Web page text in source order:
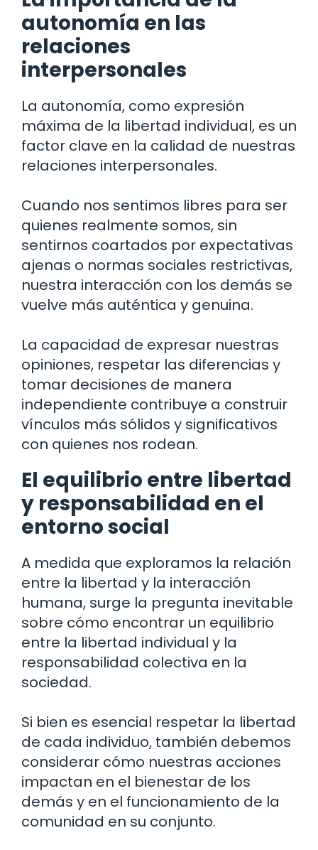
autonomía en las
relaciones
interpersonales
La autonomía, como expresión
máxima de la libertad individual, es un
factor clave en la calidad de nuestras
relaciones interpersonales.
Cuando nos sentimos libres para ser
quienes realmente somos, sin
sentirnos coartados por expectativas
ajenas o normas sociales restrictivas,
nuestra interacción con los demás se
vuelve más auténtica y genuina.
La capacidad de expresar nuestras
opiniones, respetar las diferencias y
tomar decisiones de manera
independiente contribuye a construir
vínculos más sólidos y significativos
con quienes nos rodean.
El equilibrio entre libertad
y responsabilidad en el
entorno social
A medida que exploramos la relación
entre la libertad y la interacción
humana, surge la pregunta inevitable
sobre cómo encontrar un equilibrio
entre la libertad individual y la
responsabilidad colectiva en la
sociedad.
Si bien es esencial respetar la libertad
de cada individuo, también debemos
considerar cómo nuestras acciones
impactan en el bienestar de los
demás y en el funcionamiento de la
comunidad en su conjunto.